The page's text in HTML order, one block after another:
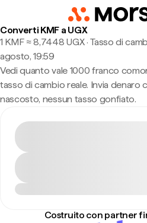
Converti KMF a UGX
1 KMF ≈ 8,7448 UGX · Tasso di
agosto, 19:59
Vedi quanto vale 1000 franco
tasso di cambio reale. Invia
nascosto, nessun tasso gonfiato.
Costruito con partner